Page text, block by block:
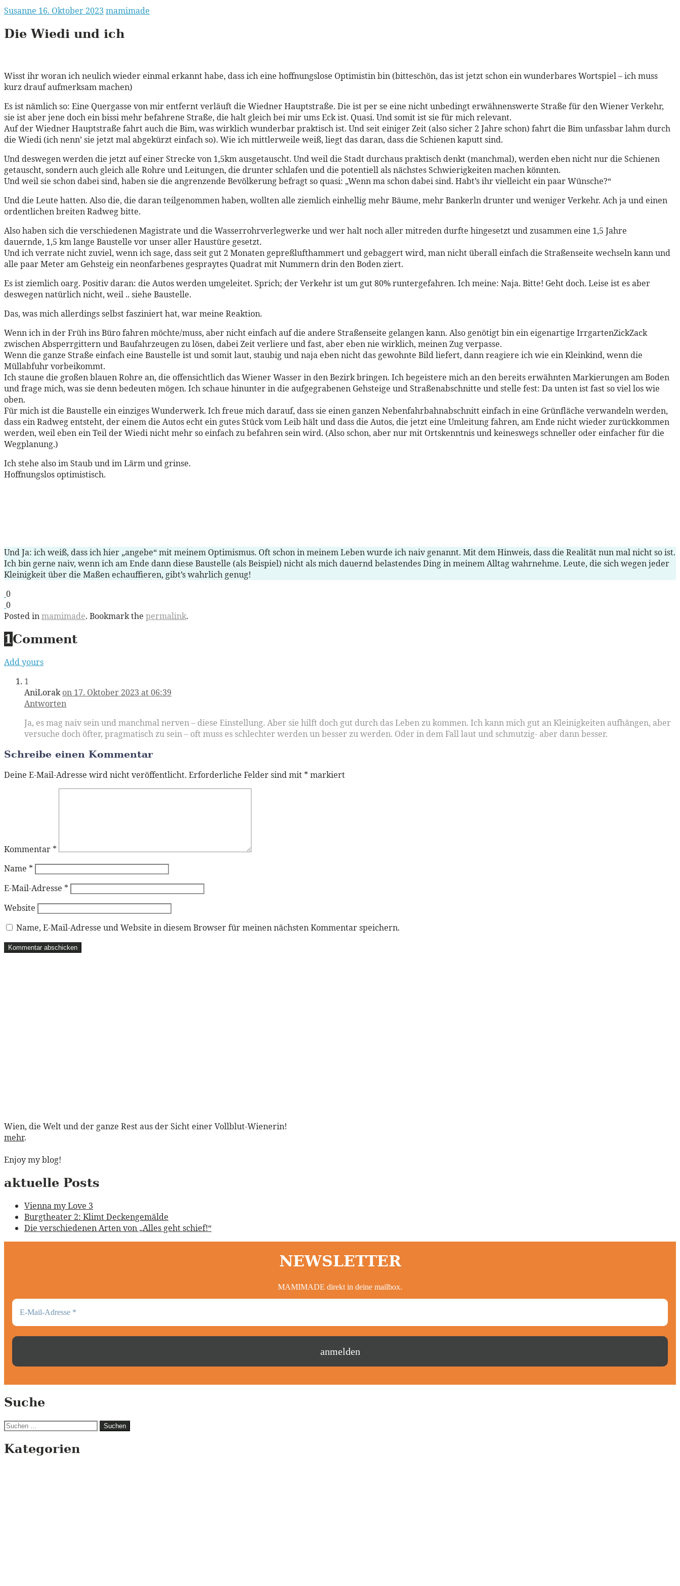
Susanne 16. Oktober 2023 mamimade
Die Wiedi und ich
Wisst ihr woran ich neulich wieder einmal erkannt habe, dass ich eine hoffnungslose Optimistin bin (bitteschön, das ist jetzt schon ein wunderbares Wortspiel – ich muss
kurz drauf aufmerksam machen)
Es ist nämlich so: Eine Quergasse von mir entfernt verläuft die Wiedner Hauptstraße. Die ist per se eine nicht unbedingt erwähnenswerte Straße für den Wiener Verkehr,
sie ist aber jene doch ein bissi mehr befahrene Straße, die halt gleich bei mir ums Eck ist. Quasi. Und somit ist sie für mich relevant.
Auf der Wiedner Hauptstraße fahrt auch die Bim, was wirklich wunderbar praktisch ist. Und seit einiger Zeit (also sicher 2 Jahre schon) fahrt die Bim unfassbar lahm durch
die Wiedi (ich nenn’ sie jetzt mal abgekürzt einfach so). Wie ich mittlerweile weiß, liegt das daran, dass die Schienen kaputt sind.
Und deswegen werden die jetzt auf einer Strecke von 1,5km ausgetauscht. Und weil die Stadt durchaus praktisch denkt (manchmal), werden eben nicht nur die Schienen
getauscht, sondern auch gleich alle Rohre und Leitungen, die drunter schlafen und die potentiell als nächstes Schwierigkeiten machen könnten.
Und weil sie schon dabei sind, haben sie die angrenzende Bevölkerung befragt so quasi: „Wenn ma schon dabei sind. Habt’s ihr vielleicht ein paar Wünsche?“
Und die Leute hatten. Also die, die daran teilgenommen haben, wollten alle ziemlich einhellig mehr Bäume, mehr Bankerln drunter und weniger Verkehr. Ach ja und einen
ordentlichen breiten Radweg bitte.
Also haben sich die verschiedenen Magistrate und die Wasserrohrverlegwerke und wer halt noch aller mitreden durfte hingesetzt und zusammen eine 1,5 Jahre
dauernde, 1,5 km lange Baustelle vor unser aller Haustüre gesetzt.
Und ich verrate nicht zuviel, wenn ich sage, dass seit gut 2 Monaten gepreßlufthammert und gebaggert wird, man nicht überall einfach die Straßenseite wechseln kann und
alle paar Meter am Gehsteig ein neonfarbenes gespraytes Quadrat mit Nummern drin den Boden ziert.
Es ist ziemlich oarg. Positiv daran: die Autos werden umgeleitet. Sprich; der Verkehr ist um gut 80% runtergefahren. Ich meine: Naja. Bitte! Geht doch. Leise ist es aber
deswegen natürlich nicht, weil .. siehe Baustelle.
Das, was mich allerdings selbst fasziniert hat, war meine Reaktion.
Wenn ich in der Früh ins Büro fahren möchte/muss, aber nicht einfach auf die andere Straßenseite gelangen kann. Also genötigt bin ein eigenartige IrrgartenZickZack
zwischen Absperrgittern und Baufahrzeugen zu lösen, dabei Zeit verliere und fast, aber eben nie wirklich, meinen Zug verpasse.
Wenn die ganze Straße einfach eine Baustelle ist und somit laut, staubig und naja eben nicht das gewohnte Bild liefert, dann reagiere ich wie ein Kleinkind, wenn die
Müllabfuhr vorbeikommt.
Ich staune die großen blauen Rohre an, die offensichtlich das Wiener Wasser in den Bezirk bringen. Ich begeistere mich an den bereits erwähnten Markierungen am Boden
und frage mich, was sie denn bedeuten mögen. Ich schaue hinunter in die aufgegrabenen Gehsteige und Straßenabschnitte und stelle fest: Da unten ist fast so viel los wie
oben.
Für mich ist die Baustelle ein einziges Wunderwerk. Ich freue mich darauf, dass sie einen ganzen Nebenfahrbahnabschnitt einfach in eine Grünfläche verwandeln werden,
dass ein Radweg entsteht, der einem die Autos echt ein gutes Stück vom Leib hält und dass die Autos, die jetzt eine Umleitung fahren, am Ende nicht wieder zurückkommen
werden, weil eben ein Teil der Wiedi nicht mehr so einfach zu befahren sein wird. (Also schon, aber nur mit Ortskenntnis und keineswegs schneller oder einfacher für die
Wegplanung.)
Ich stehe also im Staub und im Lärm und grinse.
Hoffnungslos optimistisch.
Und Ja: ich weiß, dass ich hier „angebe“ mit meinem Optimismus. Oft schon in meinem Leben wurde ich naiv genannt. Mit dem Hinweis, dass die Realität nun mal nicht so ist.
Ich bin gerne naiv, wenn ich am Ende dann diese Baustelle (als Beispiel) nicht als mich dauernd belastendes Ding in meinem Alltag wahrnehme. Leute, die sich wegen jeder
Kleinigkeit über die Maßen echauffieren, gibt’s wahrlich genug!
0
0
Posted inmamimade. Bookmark the permalink.
1 Comment
Add yours
1
AniLorak on 17. Oktober 2023 at 06:39
Antworten
Ja, es mag naiv sein und manchmal nerven – diese Einstellung. Aber sie hilft doch gut durch das Leben zu kommen. Ich kann mich gut an Kleinigkeiten aufhängen, aber
versuche doch öfter, pragmatisch zu sein – oft muss es schlechter werden un besser zu werden. Oder in dem Fall laut und schmutzig- aber dann besser.
Schreibe einen Kommentar
Deine E-Mail-Adresse wird nicht veröffentlicht. Erforderliche Felder sind mit * markiert
Kommentar *
Name *
E-Mail-Adresse *
Website
Name, E-Mail-Adresse und Website in diesem Browser für meinen nächsten Kommentar speichern.
Wien, die Welt und der ganze Rest aus der Sicht einer Vollblut-Wienerin!
mehr.
Enjoy my blog!
aktuelle Posts
Vienna my Love 3
Burgtheater 2: Klimt Deckengemälde
Die verschiedenen Arten von „Alles geht schief!“
NEWSLETTER
MAMIMADE direkt in deine mailbox.
Suche
Suchen
Kategorien